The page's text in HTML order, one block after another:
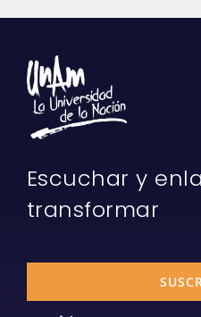
transformar
Quiénes somos